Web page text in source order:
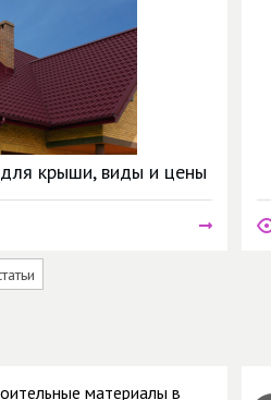
крыши, виды и цены
материалы в